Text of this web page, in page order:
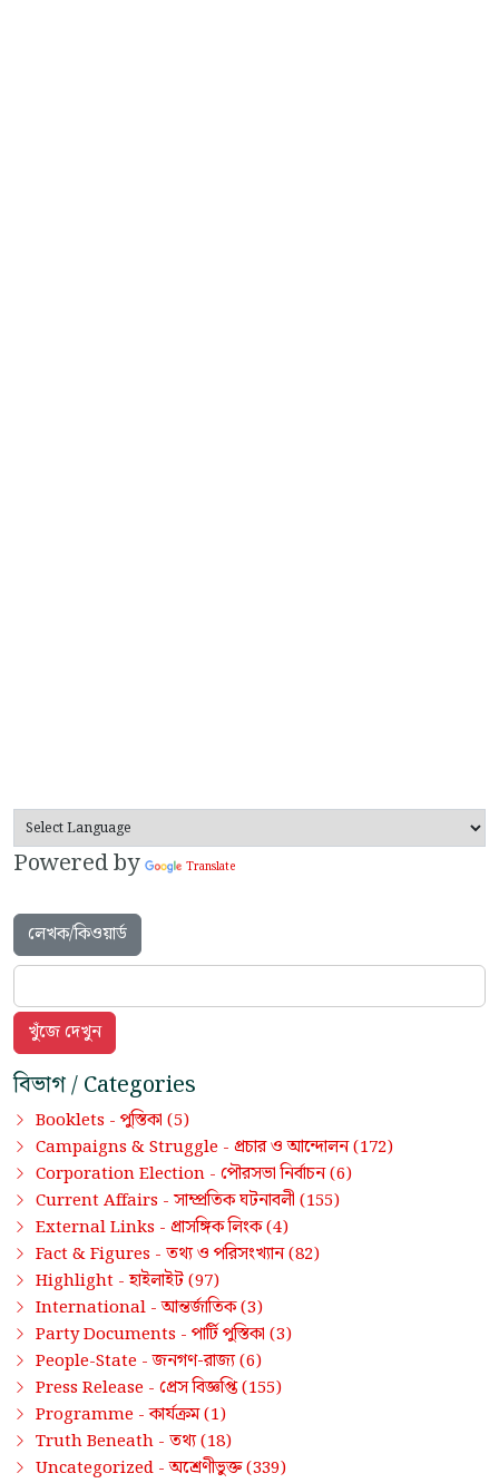
Powered by Translate
লেখক/কিওয়ার্ড
বিভাগ / Categories
Booklets - পুস্তিকা (5)
Campaigns & Struggle - প্রচার ও আন্দোলন(172)
Corporation Election - পৌরসভা নির্বাচন(6)
Current Affairs - সাম্প্রতিক ঘটনাবলী (155)
External Links - প্রাসঙ্গিক লিংক(4)
Fact & Figures - তথ্য ও পরিসংখ্যান(82)
Highlight -হাইলাইট(97)
International -আন্তর্জাতিক(3)
Party Documents - পার্টি পুস্তিকা (3)
People-State -জনগণ-রাজ্য(6)
Press Release - প্রেস বিজ্ঞপ্তি(155)
Programme -কার্যক্রম(1)
Truth Beneath - তথ্য(18)
Uncategorized -অশ্রেণীভুক্ত(339)